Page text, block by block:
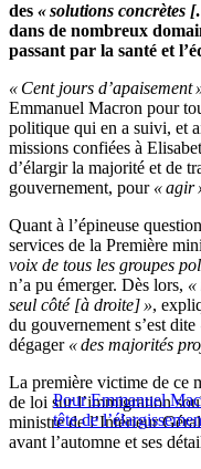
des « solutions concrètes
dans de nombreux
passant par la santé et
« Cent jours d’apaisement
Emmanuel Macron pour
politique qui en a suivi, et
missions confiées à
d’élargir la majorité et de
gouvernement, pour « agir
Quant à l’épineuse
services de la Première
voix de tous les groupes
n’a pu émerger. Dès lors, «
seul côté [à droite] »,
du gouvernement s’est dite
dégager « des majorités
Pour Emmanuel
tête de
La première victime de ce
de loi sur l’immigration
ministre de l’Intérieur
avant l’automne et ses